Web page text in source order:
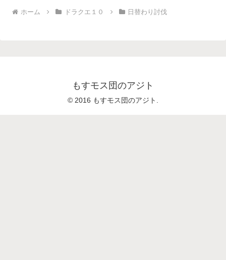
ホーム ドラクエ１０ 日替わり討伐
もすモス団のアジト
© 2016 もすモス団のアジト.